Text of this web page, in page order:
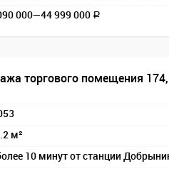
000—44 999 000 a
торгового помещения
м²
10 минут от станции